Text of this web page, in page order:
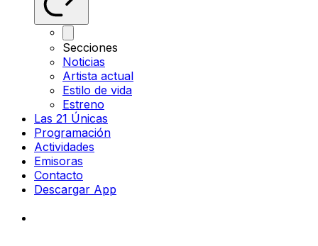
Secciones
Noticias
Artista actual
Estilo de vida
Estreno
Las 21 Únicas
Programación
Actividades
Emisoras
Contacto
Descargar App